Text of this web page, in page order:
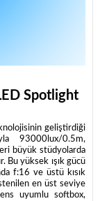
Spotlight
geliştirdiği
93000lux/0.5m,
büyük stüdyolarda
Bu yüksek ışık gücü
f:16 ve üstü kısık
en üst seviye
uyumlu softbox,